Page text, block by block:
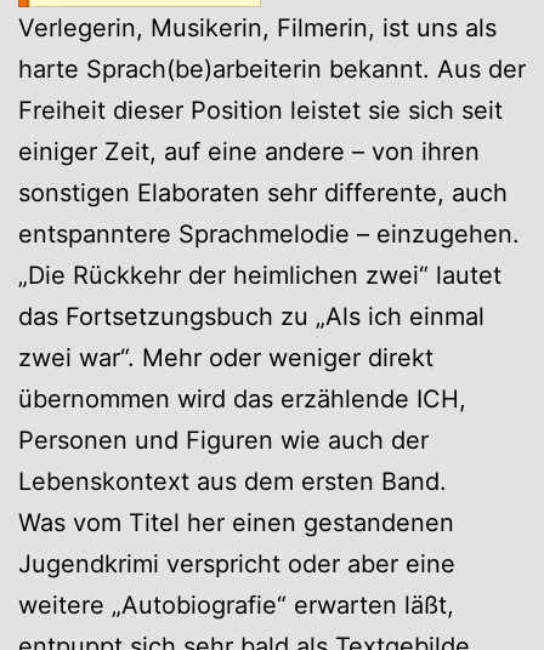
Verlegerin, Musikerin, Filmerin, ist uns als
harte Sprach(be)arbeiterin bekannt. Aus der
Freiheit dieser Position leistet sie sich seit
einiger Zeit, auf eine andere – von ihren
sonstigen Elaboraten sehr differente, auch
entspanntere Sprachmelodie – einzugehen.
„Die Rückkehr der heimlichen zwei“ lautet
das Fortsetzungsbuch zu „Als ich einmal
zwei war“. Mehr oder weniger direkt
übernommen wird das erzählende ICH,
Personen und Figuren wie auch der
Lebenskontext aus dem ersten Band.
Was vom Titel her einen gestandenen
Jugendkrimi verspricht oder aber eine
weitere „Autobiografie“ erwarten läßt,